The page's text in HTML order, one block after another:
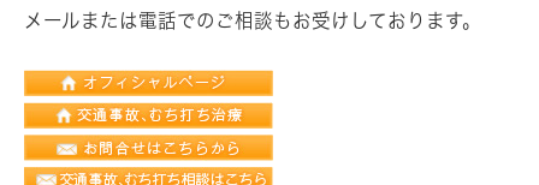
メールまたは電話でのご相談もお受けしております。